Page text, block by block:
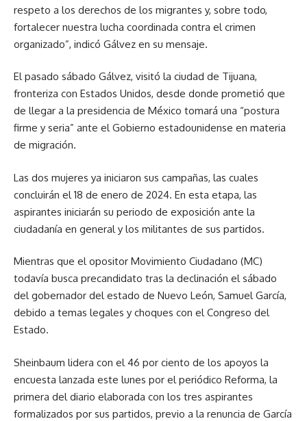
respeto a los derechos de los migrantes y, sobre todo,
fortalecer nuestra lucha coordinada contra el crimen
organizado”, indicó Gálvez en su mensaje.
El pasado sábado Gálvez, visitó la ciudad de Tijuana,
fronteriza con Estados Unidos, desde donde prometió que
de llegar a la presidencia de México tomará una “postura
firme y seria” ante el Gobierno estadounidense en materia
de migración.
Las dos mujeres ya iniciaron sus campañas, las cuales
concluirán el 18 de enero de 2024. En esta etapa, las
aspirantes iniciarán su periodo de exposición ante la
ciudadanía en general y los militantes de sus partidos.
Mientras que el opositor Movimiento Ciudadano (MC)
todavía busca precandidato tras la declinación el sábado
del gobernador del estado de Nuevo León, Samuel García,
debido a temas legales y choques con el Congreso del
Estado.
Sheinbaum lidera con el 46 por ciento de los apoyos la
encuesta lanzada este lunes por el periódico Reforma, la
primera del diario elaborada con los tres aspirantes
formalizados por sus partidos, previo a la renuncia de García